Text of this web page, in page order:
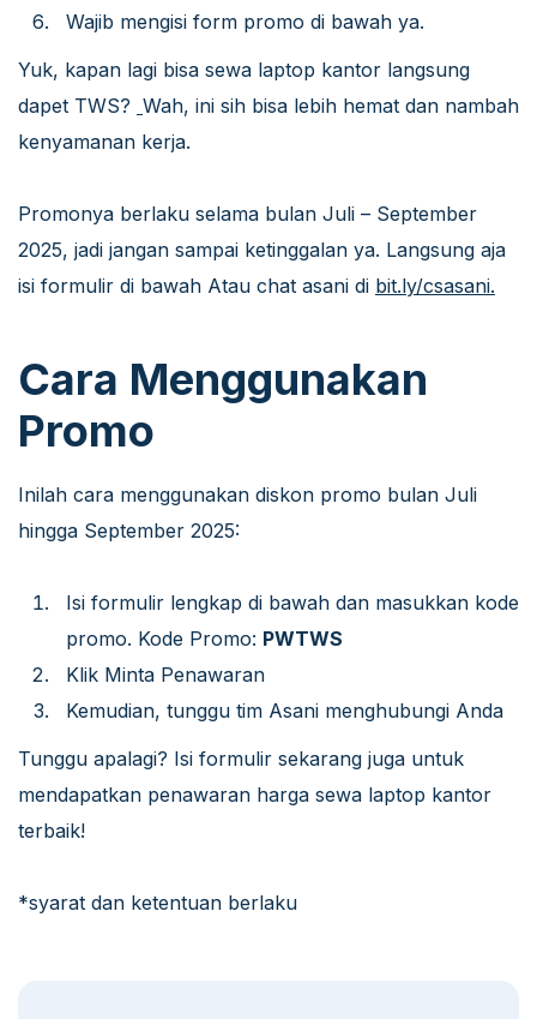
Wajib mengisi form promo di bawah ya.
Yuk, kapan lagi bisa sewa laptop kantor langsung
dapet TWS? Wah, ini sih bisa lebih hemat dan nambah
kenyamanan kerja.
Promonya berlaku selama bulan Juli – September
2025, jadi jangan sampai ketinggalan ya. Langsung aja
isi formulir di bawah Atau chat asani di bit.ly/csasani.
Cara Menggunakan
Promo
Inilah cara menggunakan diskon promo bulan Juli
hingga September 2025:
Isi formulir lengkap di bawah dan masukkan kode
promo. Kode Promo: PWTWS
Klik Minta Penawaran
Kemudian, tunggu tim Asani menghubungi Anda
Tunggu apalagi? Isi formulir sekarang juga untuk
mendapatkan penawaran harga sewa laptop kantor
terbaik!
*syarat dan ketentuan berlaku